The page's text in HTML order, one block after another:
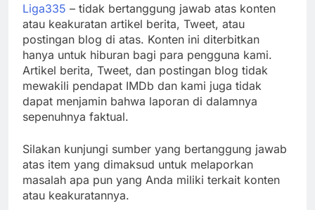
Liga335 – tidak bertanggung jawab atas konten
atau keakuratan artikel berita, Tweet, atau
postingan blog di atas. Konten ini diterbitkan
hanya untuk hiburan bagi para pengguna kami.
Artikel berita, Tweet, dan postingan blog tidak
mewakili pendapat IMDb dan kami juga tidak
dapat menjamin bahwa laporan di dalamnya
sepenuhnya faktual.
Silakan kunjungi sumber yang bertanggung jawab
atas item yang dimaksud untuk melaporkan
masalah apa pun yang Anda miliki terkait konten
atau keakuratannya.